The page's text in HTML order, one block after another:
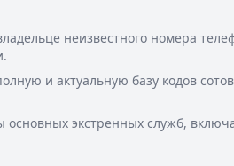
неизвестного номера
и актуальную базу кодов
основных экстренных служб,